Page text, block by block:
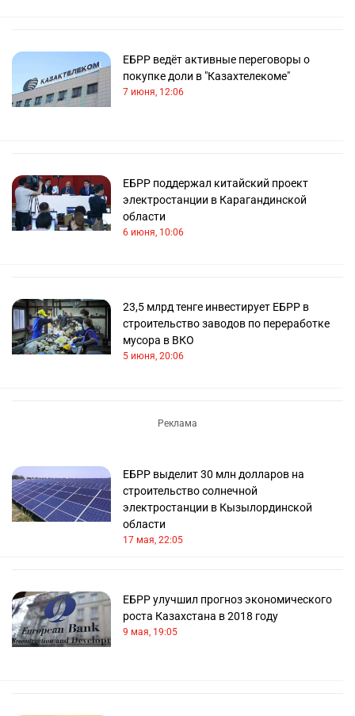
ЕБРР ведёт активные переговоры о
покупке доли в "Казахтелекоме"
7 июня, 12:06
ЕБРР поддержал китайский проект
электростанции в Карагандинской
области
6 июня, 10:06
23,5 млрд тенге инвестирует ЕБРР в
строительство заводов по переработке
мусора в ВКО
5 июня, 20:06
ЕБРР выделит 30 млн долларов на
строительство солнечной
электростанции в Кызылординской
области
17 мая, 22:05
ЕБРР улучшил прогноз экономического
роста Казахстана в 2018 году
9 мая, 19:05